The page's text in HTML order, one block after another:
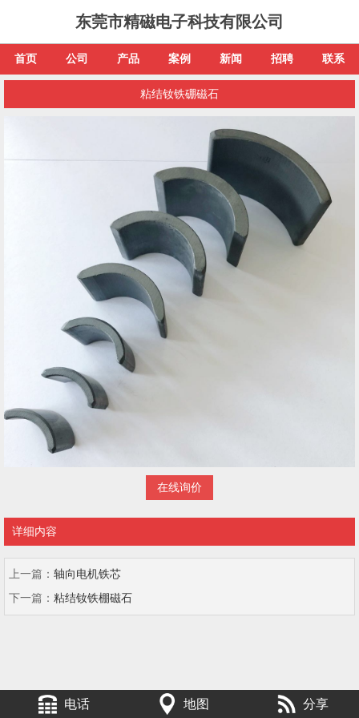
东莞市精磁电子科技有限公司
首页 公司 产品 案例 新闻 招聘 联系
粘结钕铁硼磁石
在线询价
详细内容
上一篇： 轴向电机铁芯
下一篇： 粘结钕铁棚磁石
电话 地图 分享